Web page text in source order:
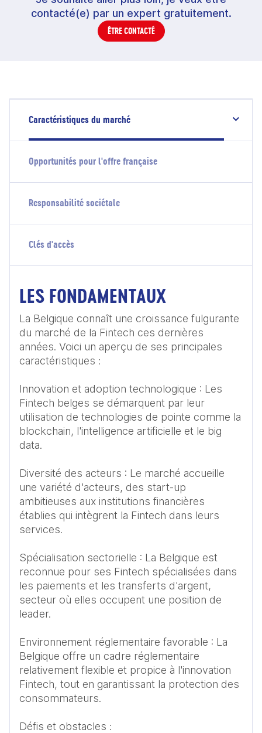
contacté(e) par un expert gratuitement.
ÊTRE CONTACTÉ
Caractéristiques du marché
Opportunités pour l'offre française
Responsabilité sociétale
Clés d'accès
LES FONDAMENTAUX
La Belgique connaît une croissance fulgurante
du marché de la Fintech ces dernières
années. Voici un aperçu de ses principales
caractéristiques :
Innovation et adoption technologique : Les
Fintech belges se démarquent par leur
utilisation de technologies de pointe comme la
blockchain, l'intelligence artificielle et le big
data.
Diversité des acteurs : Le marché accueille
une variété d'acteurs, des start-up
ambitieuses aux institutions financières
établies qui intègrent la Fintech dans leurs
services.
Spécialisation sectorielle : La Belgique est
reconnue pour ses Fintech spécialisées dans
les paiements et les transferts d'argent,
secteur où elles occupent une position de
leader.
Environnement réglementaire favorable : La
Belgique offre un cadre réglementaire
relativement flexible et propice à l'innovation
Fintech, tout en garantissant la protection des
consommateurs.
Défis et obstacles :